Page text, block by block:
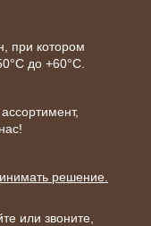
при котором
до +60°С.
решение.
или звоните,